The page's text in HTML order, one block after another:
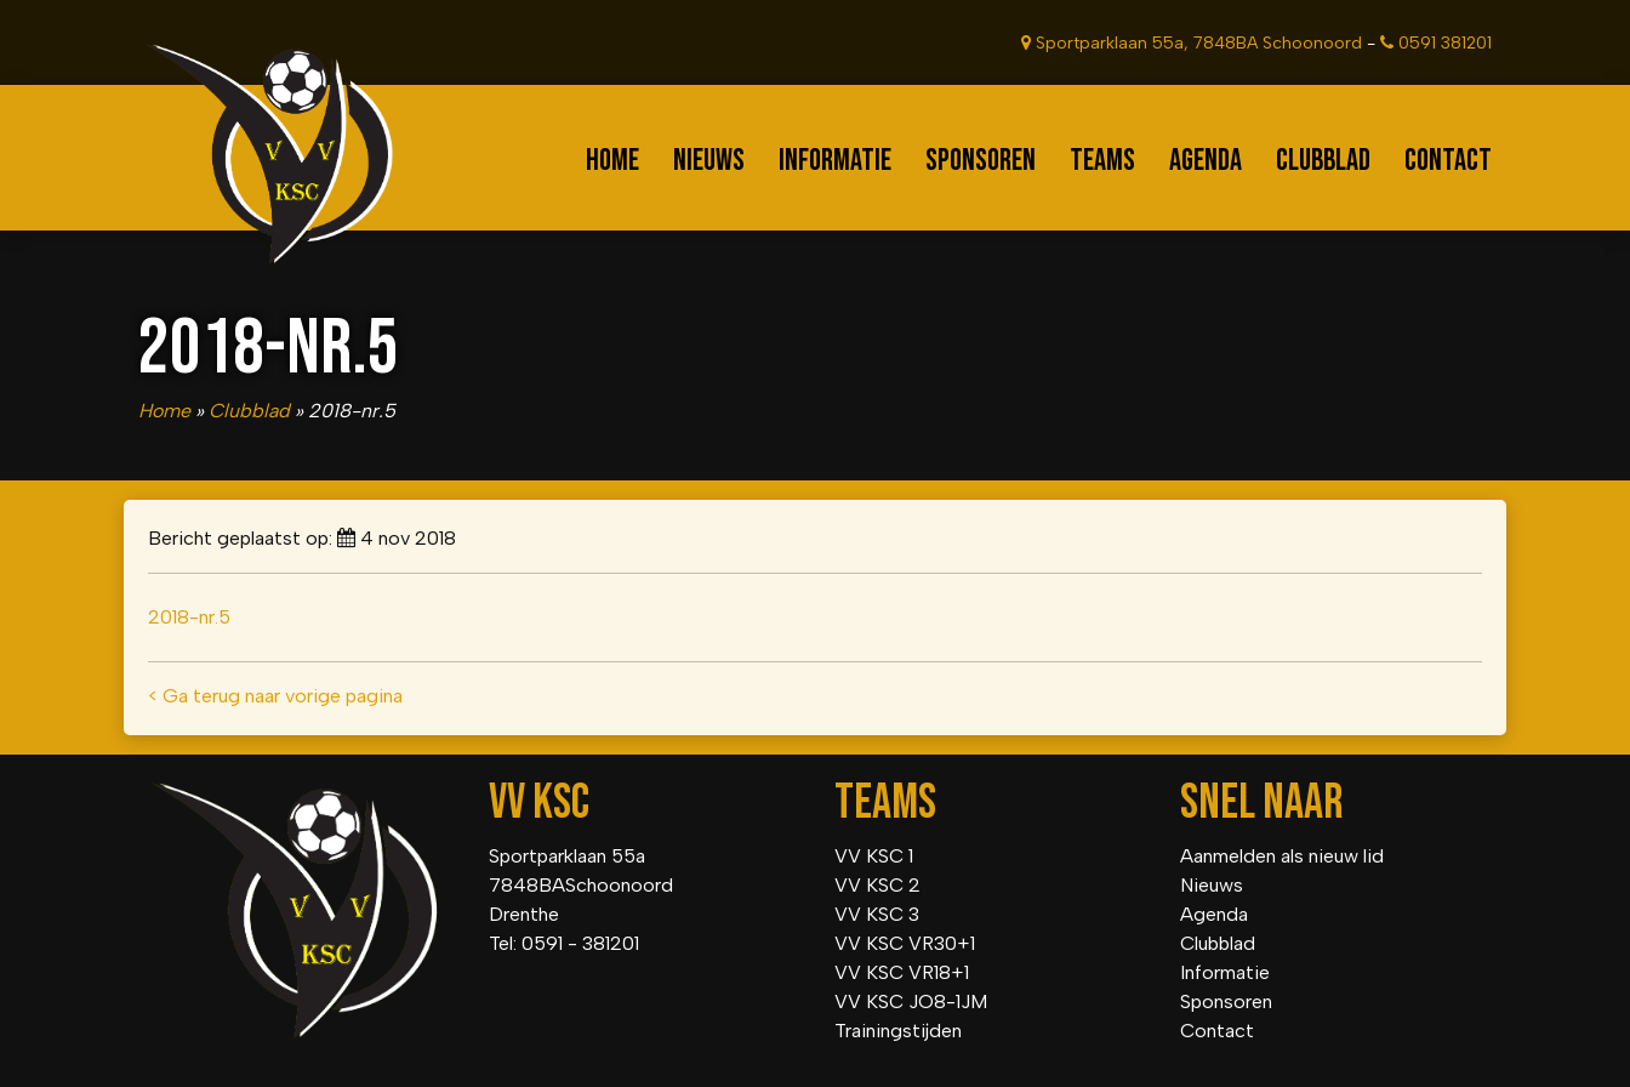
Sportparklaan 55a, 7848BA Schoonoord - 0591 381201
HOME NIEUWS INFORMATIE SPONSOREN TEAMS AGENDA CLUBBLAD CONTACT
2018-NR.5
Home» Clubblad» 2018-nr.5
Bericht geplaatst op: 4 nov 2018
2018-nr.5
< Ga terug naar vorige pagina
VV KSC
Sportparklaan 55a
7848BASchoonoord
Drenthe
Tel: 0591 - 381201
TEAMS
VV KSC 1
VV KSC 2
VV KSC 3
VV KSC VR30+1
VV KSC VR18+1
VV KSC JO8-1JM
Trainingstijden
SNEL NAAR
Aanmelden als nieuw lid
Nieuws
Agenda
Clubblad
Informatie
Sponsoren
Contact